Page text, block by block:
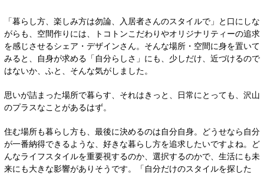
「暮らし方、楽しみ方は勿論、入居者さんのスタイルで」と口にしな
がらも、空間作りには、トコトンこだわりやオリジナリティーの追求
を感じさせるシェア・デザインさん。そんな場所・空間に身を置いて
みると、自身が求める「自分らしさ」にも、少しだけ、近づけるので
はないか、ふと、そんな気がしました。
思いが詰まった場所で暮らす、それはきっと、日常にとっても、沢山
のプラスなことがあるはず。
住む場所も暮らし方も、最後に決めるのは自分自身。どうせなら自分
が一番納得できるような、好きな暮らし方を追求したいですよね。ど
んなライフスタイルを重要視するのか、選択するのかで、生活にも未
来にも大きな影響がありそうです。「自分だけのスタイルを探した